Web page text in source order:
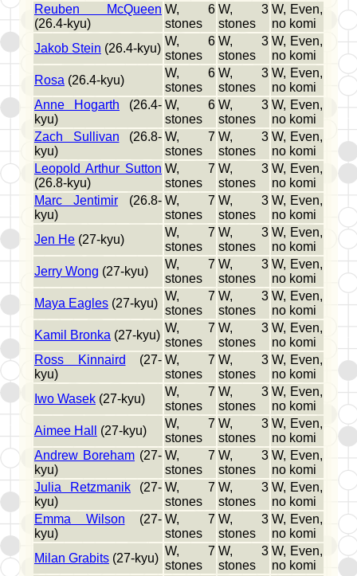
Reuben McQueen
(26.4-kyu)
W, 6
stones
W, 3
stones
W, Even,
no komi
Jakob Stein (26.4-kyu)
W, 6
stones
W, 3
stones
W, Even,
no komi
Rosa (26.4-kyu)
W, 6
stones
W, 3
stones
W, Even,
no komi
Anne Hogarth (26.4-
kyu)
W, 6
stones
W, 3
stones
W, Even,
no komi
Zach Sullivan (26.8-
kyu)
W, 7
stones
W, 3
stones
W, Even,
no komi
Leopold Arthur Sutton
(26.8-kyu)
W, 7
stones
W, 3
stones
W, Even,
no komi
Marc Jentimir (26.8-
kyu)
W, 7
stones
W, 3
stones
W, Even,
no komi
Jen He (27-kyu)
W, 7
stones
W, 3
stones
W, Even,
no komi
Jerry Wong (27-kyu)
W, 7
stones
W, 3
stones
W, Even,
no komi
Maya Eagles (27-kyu)
W, 7
stones
W, 3
stones
W, Even,
no komi
Kamil Bronka (27-kyu)
W, 7
stones
W, 3
stones
W, Even,
no komi
Ross Kinnaird (27-
kyu)
W, 7
stones
W, 3
stones
W, Even,
no komi
Iwo Wasek (27-kyu)
W, 7
stones
W, 3
stones
W, Even,
no komi
Aimee Hall
(27-kyu)
W, 7
stones
W, 3
stones
W, Even,
no komi
Andrew Boreham (27-
kyu)
W, 7
stones
W, 3
stones
W, Even,
no komi
Julia Retzmanik (27-
kyu)
W, 7
stones
W, 3
stones
W, Even,
no komi
Emma Wilson (27-
kyu)
W, 7
stones
W, 3
stones
W, Even,
no komi
Milan Grabits (27-kyu)
W, 7
stones
W, 3
stones
W, Even,
no komi